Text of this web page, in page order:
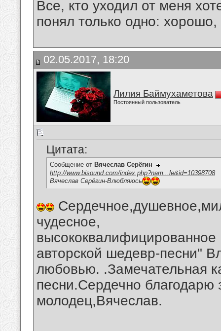
Все, кто уходил от меня
понял только одно:
02.05.2017, 18:20
Лилия Баймухаметова
Постоянный пользователь
Цитата:
Сообщение от Вячеслав Серёгин
http://www.bisound.com/index.php?nam...le&id=10398708
Вячеслав Серёгин-Влюбляюсь
чудесное,
высококвалифицированное
авторской шедевр-песни"
любовью. .Замечательная
песни.Сердечно благодарю
молодец,Вячеслав.